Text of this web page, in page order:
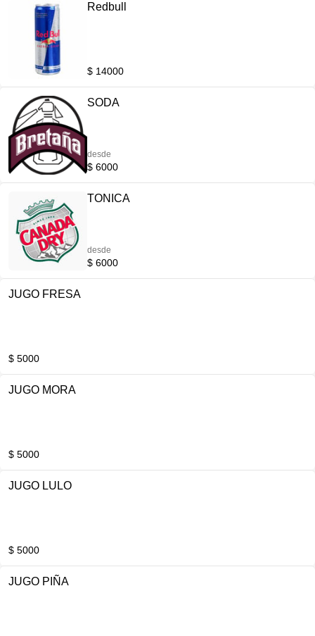
Redbull
$ 14000
SODA
desde
$ 6000
TONICA
desde
$ 6000
JUGO FRESA
$ 5000
JUGO MORA
$ 5000
JUGO LULO
$ 5000
JUGO PIÑA